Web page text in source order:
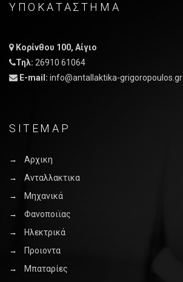
ΥΠΟΚΑΤΑΣΤΗΜΑ
Κορίνθου 100, Αίγιο
Τηλ: 26910 61064
E-mail: info@antallaktika-grigoropoulos.gr
SITEMAP
Αρχικη
Ανταλλακτικα
Μηχανικά
Φανοποιϊας
Ηλεκτρικά
Προιοντα
Μπαταρίες